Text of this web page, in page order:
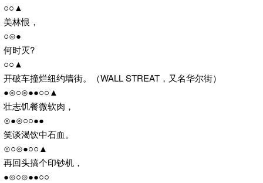
○○▲
美林恨，
○⊙●
何时灭?
○○▲
开破车撞烂纽约墙街。（WALL STREAT，又名华尔街）
●⊙○⊙●●○○▲
壮志饥餐微软肉，
⊙●⊙○○●●
笑谈渴饮中石血。
⊙○⊙●○○▲
再回头搞个印钞机，
●⊙○⊙●●○○